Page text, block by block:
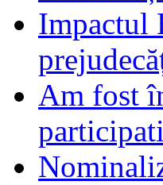
Impactul
Am fost